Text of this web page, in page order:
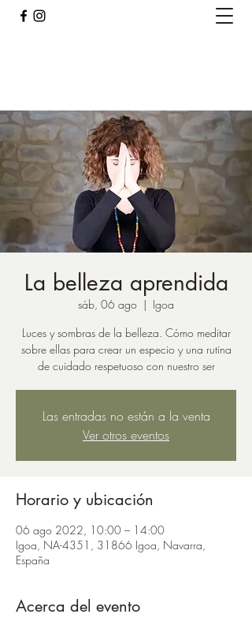
La belleza aprendida
sáb, 06 ago
  |
Igoa
Luces y sombras de la belleza. Cómo meditar
sobre ellas para crear un especio y una rutina
de cuidado respetuoso con nuestro ser
Las entradas no están a la venta
Ver otros eventos
Horario y ubicación
06 ago 2022, 10:00 – 14:00
Igoa, NA-4351, 31866 Igoa, Navarra,
España
Acerca del evento